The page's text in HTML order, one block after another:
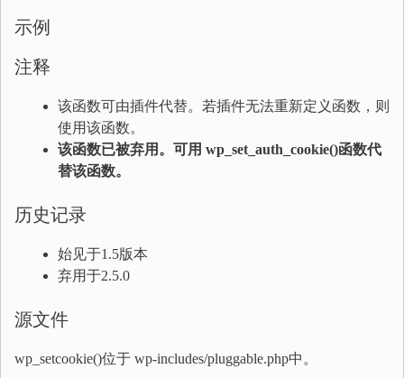
示例
注释
该函数可由插件代替。若插件无法重新定义函数，则
使用该函数。
该函数已被弃用。可用 wp_set_auth_cookie()函数代
替该函数。
历史记录
始见于1.5版本
弃用于2.5.0
源文件
wp_setcookie()位于 wp-includes/pluggable.php中。